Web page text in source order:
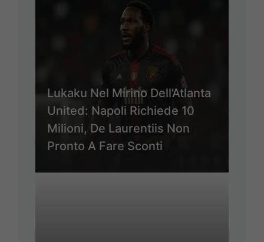
Lukaku Nel Mirino Dell’Atlanta
United: Napoli Richiede 10
Milioni, De Laurentiis Non
Pronto A Fare Sconti